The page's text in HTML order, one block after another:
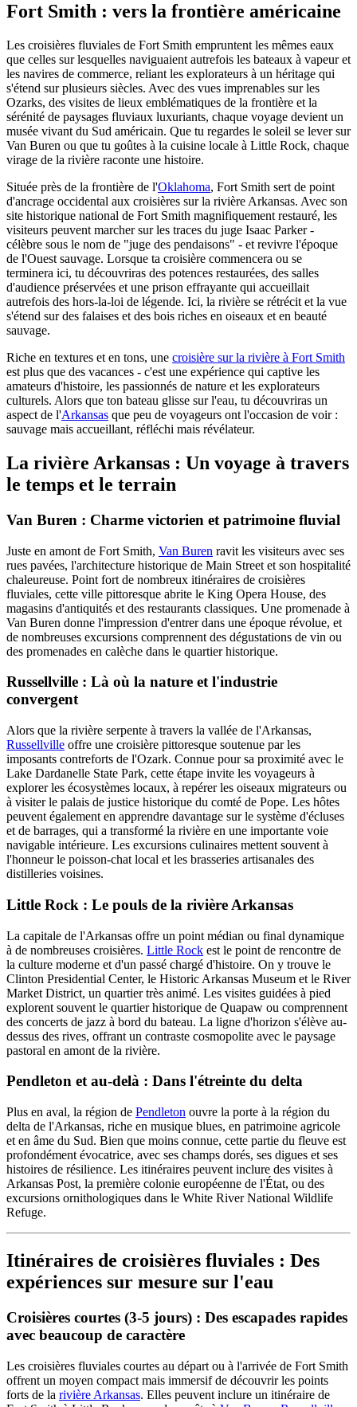
Fort Smith : vers la frontière américaine
Les croisières fluviales de Fort Smith empruntent les mêmes eaux
que celles sur lesquelles naviguaient autrefois les bateaux à vapeur et
les navires de commerce, reliant les explorateurs à un héritage qui
s'étend sur plusieurs siècles. Avec des vues imprenables sur les
Ozarks, des visites de lieux emblématiques de la frontière et la
sérénité de paysages fluviaux luxuriants, chaque voyage devient un
musée vivant du Sud américain. Que tu regardes le soleil se lever sur
Van Buren ou que tu goûtes à la cuisine locale à Little Rock, chaque
virage de la rivière raconte une histoire.
Située près de la frontière de l'Oklahoma, Fort Smith sert de point
d'ancrage occidental aux croisières sur la rivière Arkansas. Avec son
site historique national de Fort Smith magnifiquement restauré, les
visiteurs peuvent marcher sur les traces du juge Isaac Parker -
célèbre sous le nom de "juge des pendaisons" - et revivre l'époque
de l'Ouest sauvage. Lorsque ta croisière commencera ou se
terminera ici, tu découvriras des potences restaurées, des salles
d'audience préservées et une prison effrayante qui accueillait
autrefois des hors-la-loi de légende. Ici, la rivière se rétrécit et la vue
s'étend sur des falaises et des bois riches en oiseaux et en beauté
sauvage.
Riche en textures et en tons, une croisière sur la rivière à Fort Smith
est plus que des vacances - c'est une expérience qui captive les
amateurs d'histoire, les passionnés de nature et les explorateurs
culturels. Alors que ton bateau glisse sur l'eau, tu découvriras un
aspect de l'Arkansas que peu de voyageurs ont l'occasion de voir :
sauvage mais accueillant, réfléchi mais révélateur.
La rivière Arkansas : Un voyage à travers
le temps et le terrain
Van Buren : Charme victorien et patrimoine fluvial
Juste en amont de Fort Smith, Van Buren ravit les visiteurs avec ses
rues pavées, l'architecture historique de Main Street et son hospitalité
chaleureuse. Point fort de nombreux itinéraires de croisières
fluviales, cette ville pittoresque abrite le King Opera House, des
magasins d'antiquités et des restaurants classiques. Une promenade à
Van Buren donne l'impression d'entrer dans une époque révolue, et
de nombreuses excursions comprennent des dégustations de vin ou
des promenades en calèche dans le quartier historique.
Russellville : Là où la nature et l'industrie
convergent
Alors que la rivière serpente à travers la vallée de l'Arkansas,
Russellville offre une croisière pittoresque soutenue par les
imposants contreforts de l'Ozark. Connue pour sa proximité avec le
Lake Dardanelle State Park, cette étape invite les voyageurs à
explorer les écosystèmes locaux, à repérer les oiseaux migrateurs ou
à visiter le palais de justice historique du comté de Pope. Les hôtes
peuvent également en apprendre davantage sur le système d'écluses
et de barrages, qui a transformé la rivière en une importante voie
navigable intérieure. Les excursions culinaires mettent souvent à
l'honneur le poisson-chat local et les brasseries artisanales des
distilleries voisines.
Little Rock : Le pouls de la rivière Arkansas
La capitale de l'Arkansas offre un point médian ou final dynamique
à de nombreuses croisières. Little Rock est le point de rencontre de
la culture moderne et d'un passé chargé d'histoire. On y trouve le
Clinton Presidential Center, le Historic Arkansas Museum et le River
Market District, un quartier très animé. Les visites guidées à pied
explorent souvent le quartier historique de Quapaw ou comprennent
des concerts de jazz à bord du bateau. La ligne d'horizon s'élève au-
dessus des rives, offrant un contraste cosmopolite avec le paysage
pastoral en amont de la rivière.
Pendleton et au-delà : Dans l'étreinte du delta
Plus en aval, la région de Pendleton ouvre la porte à la région du
delta de l'Arkansas, riche en musique blues, en patrimoine agricole
et en âme du Sud. Bien que moins connue, cette partie du fleuve est
profondément évocatrice, avec ses champs dorés, ses digues et ses
histoires de résilience. Les itinéraires peuvent inclure des visites à
Arkansas Post, la première colonie européenne de l'État, ou des
excursions ornithologiques dans le White River National Wildlife
Refuge.
Itinéraires de croisières fluviales : Des
expériences sur mesure sur l'eau
Croisières courtes (3-5 jours) : Des escapades rapides
avec beaucoup de caractère
Les croisières fluviales courtes au départ ou à l'arrivée de Fort Smith
offrent un moyen compact mais immersif de découvrir les points
forts de la rivière Arkansas. Elles peuvent inclure un itinéraire de